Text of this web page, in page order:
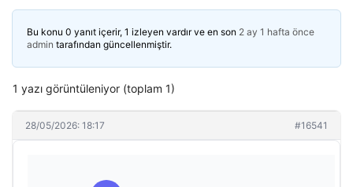
Bu konu 0 yanıt içerir, 1 izleyen vardır ve en son 2 ay 1 hafta önce
admin tarafından güncellenmiştir.
1 yazı görüntüleniyor (toplam 1)
28/05/2026: 18:17 #16541